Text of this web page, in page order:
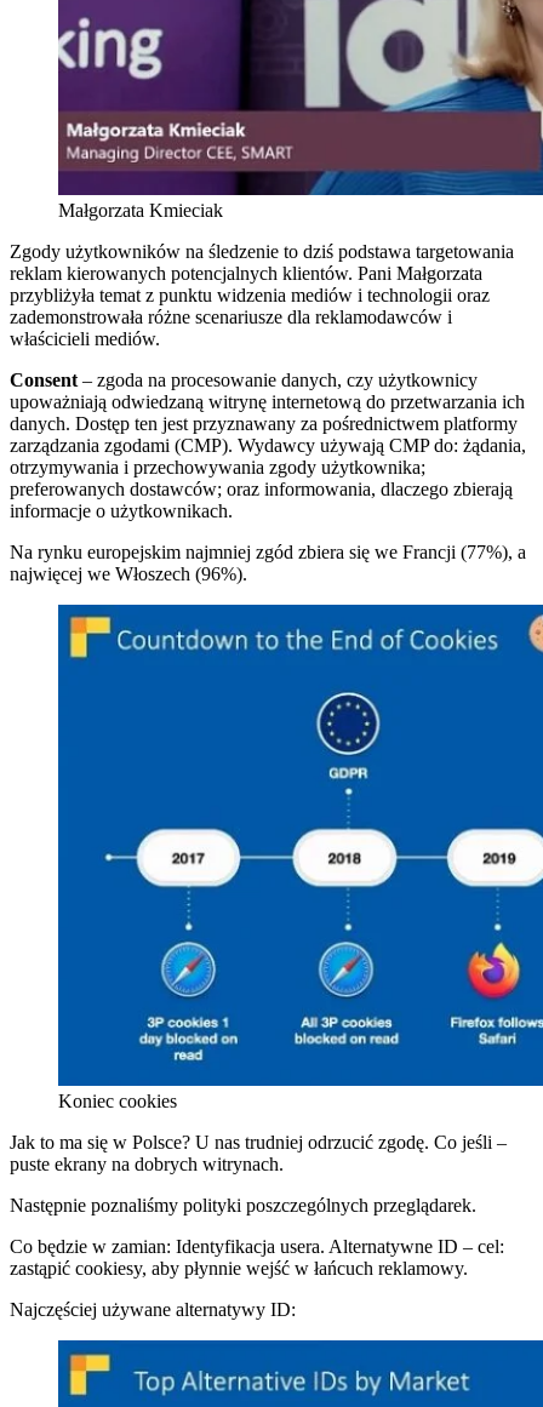
Małgorzata Kmieciak
Zgody użytkowników na śledzenie to dziś podstawa targetowania
reklam kierowanych potencjalnych klientów. Pani Małgorzata
przybliżyła temat z punktu widzenia mediów i technologii oraz
zademonstrowała różne scenariusze dla reklamodawców i
właścicieli mediów.
Consent – zgoda na procesowanie danych, czy użytkownicy
upoważniają odwiedzaną witrynę internetową do przetwarzania ich
danych. Dostęp ten jest przyznawany za pośrednictwem platformy
zarządzania zgodami (CMP). Wydawcy używają CMP do: żądania,
otrzymywania i przechowywania zgody użytkownika;
preferowanych dostawców; oraz informowania, dlaczego zbierają
informacje o użytkownikach.
Na rynku europejskim najmniej zgód zbiera się we Francji (77%), a
najwięcej we Włoszech (96%).
Koniec cookies
Jak to ma się w Polsce? U nas trudniej odrzucić zgodę. Co jeśli –
puste ekrany na dobrych witrynach.
Następnie poznaliśmy polityki poszczególnych przeglądarek.
Co będzie w zamian: Identyfikacja usera. Alternatywne ID – cel:
zastąpić cookiesy, aby płynnie wejść w łańcuch reklamowy.
Najczęściej używane alternatywy ID: